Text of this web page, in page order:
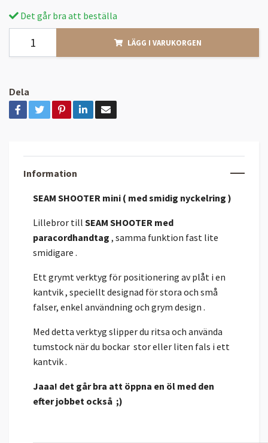
Det går bra att beställa
LÄGG I VARUKORGEN
Dela
Information
SEAM SHOOTER mini ( med smidig nyckelring )
Lillebror till SEAM SHOOTER med
paracordhandtag , samma funktion fast lite
smidigare .
Ett grymt verktyg för positionering av plåt i en
kantvik , speciellt designad för stora och små
falser, enkel användning och grym design .
Med detta verktyg slipper du ritsa och använda
tumstock när du bockar stor eller liten fals i ett
kantvik .
Jaaa! det går bra att öppna en öl med den
efter jobbet också ;)